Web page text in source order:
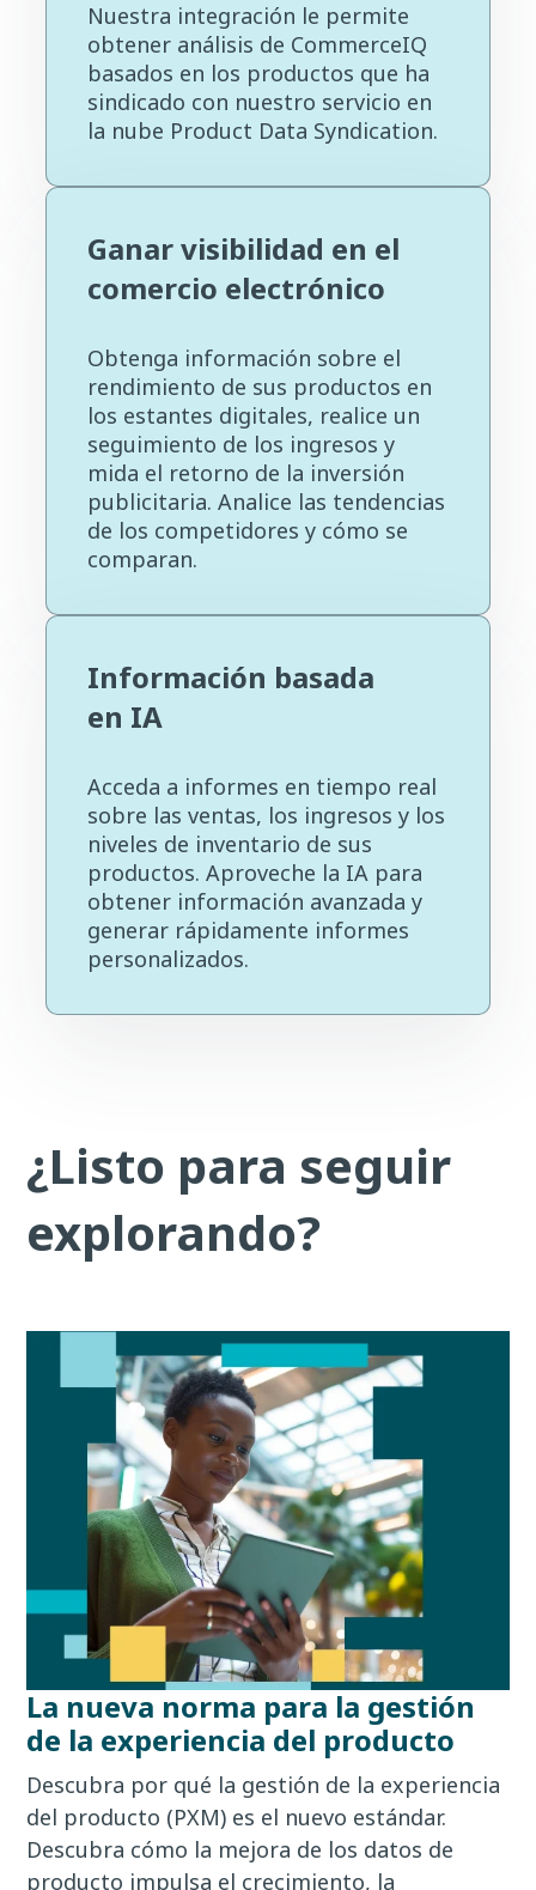
Nuestra integración le permite
obtener análisis de CommerceIQ
basados en los productos que ha
sindicado con nuestro servicio en
la nube Product Data Syndication.
Ganar visibilidad en el
comercio electrónico
Obtenga información sobre el
rendimiento de sus productos en
los estantes digitales, realice un
seguimiento de los ingresos y
mida el retorno de la inversión
publicitaria. Analice las tendencias
de los competidores y cómo se
comparan.
Información basada
en IA
Acceda a informes en tiempo real
sobre las ventas, los ingresos y los
niveles de inventario de sus
productos. Aproveche la IA para
obtener información avanzada y
generar rápidamente informes
personalizados.
¿Listo para seguir
explorando?
La nueva norma para la gestión
de la experiencia del producto
Descubra por qué la gestión de la experiencia
del producto (PXM) es el nuevo estándar.
Descubra cómo la mejora de los datos de
producto impulsa el crecimiento, la